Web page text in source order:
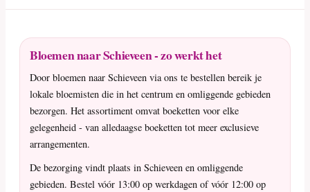
Bloemen naar Schieveen - zo werkt het
Door bloemen naar Schieveen via ons te bestellen bereik je
lokale bloemisten die in het centrum en omliggende gebieden
bezorgen. Het assortiment omvat boeketten voor elke
gelegenheid - van alledaagse boeketten tot meer exclusieve
arrangementen.
De bezorging vindt plaats in Schieveen en omliggende
gebieden. Bestel vóór 13:00 op werkdagen of vóór 12:00 op